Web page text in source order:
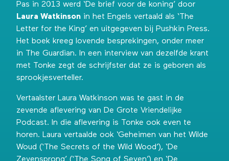
Pas in 2013 werd ‘De brief voor de koning’ door
Laura Watkinson in het Engels vertaald als ‘The
Letter for the King’ en uitgegeven bij Pushkin Press.
Het boek kreeg lovende besprekingen, onder meer
in
The Guardian. In een interview van dezelfde krant
met Tonke zegt de schrijfster dat ze is geboren als
sprookjesverteller.
Vertaalster Laura Watkinson was te gast in de
zevende aflevering van De Grote Vriendelijke
Podcast. In die aflevering is Tonke ook even te
horen. Laura vertaalde ook ‘Geheimen van het Wilde
Woud (‘The Secrets of the Wild Wood’), ‘De